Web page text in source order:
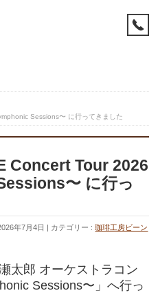
Sessions〜 に行ってきました
Concert Tour 2026
〜 に行っ
年7月4日 カテゴリー :珈琲工房ビーン
太郎 オーケストラコン
Sessions〜」へ行っ